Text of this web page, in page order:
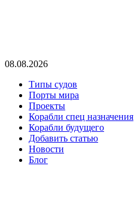
08.08.2026
Типы судов
Порты мира
Проекты
Корабли спец назначения
Корабли будущего
Добавить статью
Новости
Блог